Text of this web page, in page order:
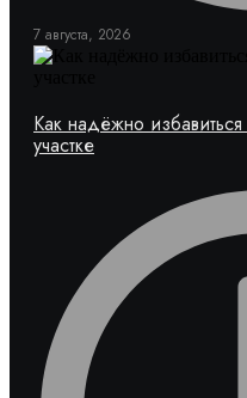
7 августа, 2026
Как надёжно
участке